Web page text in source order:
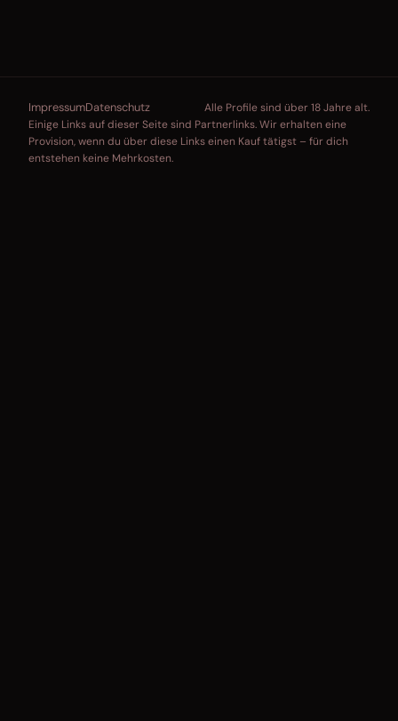
ImpressumDatenschutz
Alle Profile sind über 18 Jahre alt.
Einige Links auf dieser Seite sind Partnerlinks. Wir erhalten eine
Provision, wenn du über diese Links einen Kauf tätigst – für dich
entstehen keine Mehrkosten.